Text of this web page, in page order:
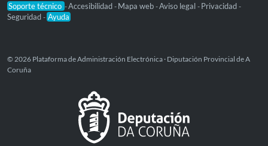
Soporte técnico -Accesibilidad - Mapa web -Aviso legal - Privacidad -
Seguridad - Ayuda
© 2026 Plataforma de Administración Electrónica · Diputación Provincial de A
Coruña